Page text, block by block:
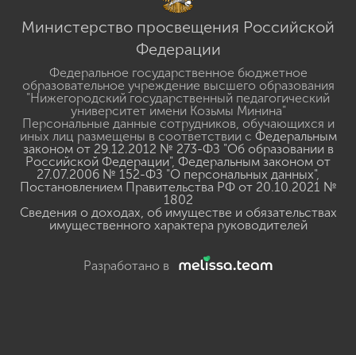
Министерство просвещения Российской
Федерации
Федеральное государственное бюджетное
образовательное учреждение высшего образования
"Нижегородский государственный педагогический
университет имени Козьмы Минина"
Персональные данные сотрудников, обучающихся и
иных лиц размещены в соответствии с Федеральным
законом от 29.12.2012 № 273-ФЗ "Об образовании в
Российской Федерации", Федеральным законом от
27.07.2006 № 152-ФЗ "О персональных данных",
Постановлением Правительства РФ от 20.10.2021 №
1802
Сведения о доходах, об имуществе и обязательствах
имущественного характера руководителей
Разработано в